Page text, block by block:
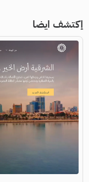
إكتشف ايضا